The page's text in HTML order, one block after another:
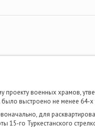
проекту военных храмов,
выстроено не менее 64-х
для
15-го Туркестанского